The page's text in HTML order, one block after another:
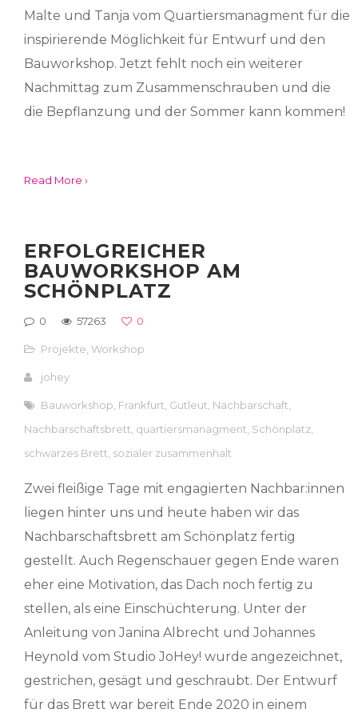
Malte und Tanja vom Quartiersmanagment für die
inspirierende Möglichkeit für Entwurf und den
Bauworkshop. Jetzt fehlt noch ein weiterer
Nachmittag zum Zusammenschrauben und die
die Bepflanzung und der Sommer kann kommen!
Read More ›
ERFOLGREICHER
BAUWORKSHOP AM
SCHÖNPLATZ
0 57263 0
Projekte ,Workshop
johey
Bauworkshop Frankfurt Gutleut Nachbarschaft
Nachbarschaftsbrett quartiersmanagment Schönplatz
schwarzes Brett sozialer zusammenhalt
Zwei fleißige Tage mit engagierten Nachbar:innen
liegen hinter uns und heute haben wir das
Nachbarschaftsbrett am Schönplatz fertig
gestellt. Auch Regenschauer gegen Ende waren
eher eine Motivation, das Dach noch fertig zu
stellen, als eine Einschüchterung. Unter der
Anleitung von Janina Albrecht und Johannes
Heynold vom Studio JoHey! wurde angezeichnet,
gestrichen, gesägt und geschraubt. Der Entwurf
für das Brett war bereit Ende 2020 in einem